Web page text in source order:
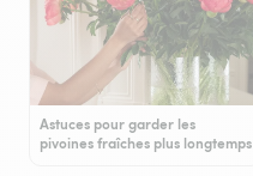
Astuces pour garder les
pivoines fraîches plus longtemps